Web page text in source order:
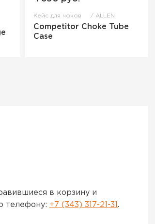
Кейс для чоков ALLEN
Competitor Choke Tube
Case
в корзину и
телефону: +7 (343) 317-21-31 .